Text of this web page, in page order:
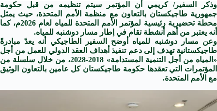
وذكر السفير/ كريمي أن المؤتمر سيتم تنظيمه من قبل حكومة
جمهورية طاجيكستان بالتعاون مع منظمة الأمم المتحدة، حيث يمثل
محطة تحضيرية رئيسية لمؤتمر الأمم المتحدة للمياه لعام 2026م، كما
أنه يعتبر من أهم أنشطة تقام في إطار مسار دوشنبه للمياه.
وعن مسار دوشنبه للمياه أوضح السفير الطاجيكي أنه يعدّ مبادرةً
طاجيكستانية تهدف إلى دعم تنفيذ أهداف العقد الدولي للعمل من أجل
«المياه من أجل التنمية المستدامة» 2018-2028، من خلال سلسلة من
المؤتمرات التي تعقدها حكومة طاجيكستان كل عامين بالتعاون الوثيق
مع الأمم المتحدة.